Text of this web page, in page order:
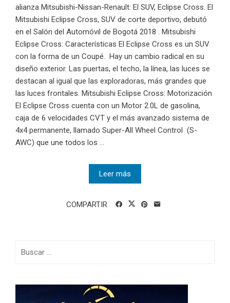
alianza Mitsubishi-Nissan-Renault: El SUV, Eclipse Cross. El
Mitsubishi Eclipse Cross, SUV de corte deportivo, debutó
en el Salón del Automóvil de Bogotá 2018 . Mitsubishi
Eclipse Cross: Características El Eclipse Cross es un SUV
con la forma de un Coupé. Hay un cambio radical en su
diseño exterior. Las puertas, el techo, la línea, las luces se
destacan al igual que las exploradoras, más grandes que
las luces frontales. Mitsubishi Eclipse Cross: Motorización
El Eclipse Cross cuenta con un Motor 2.0L de gasolina,
caja de 6 velocidades CVT y el más avanzado sistema de
4x4 permanente, llamado Super-All Wheel Control (S-
AWC) que une todos los ...
Leer más
COMPARTIR